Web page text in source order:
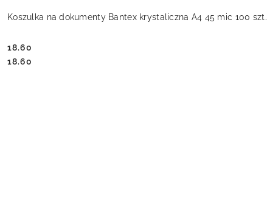
Koszulka na dokumenty Bantex krystaliczna A4 45 mic 100 szt.
Cena:
18.60
Cena:
18.60